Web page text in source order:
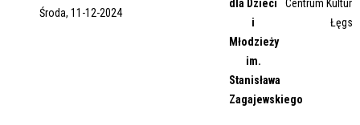
Miejsce
Środa, 11-12-2024
dla Dzieci
i
Młodzieży
im.
Stanisława
Zagajewskiego
Centrum Kultury